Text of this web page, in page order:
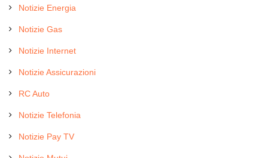
Notizie Energia
Notizie Gas
Notizie Internet
Notizie Assicurazioni
RC Auto
Notizie Telefonia
Notizie Pay TV